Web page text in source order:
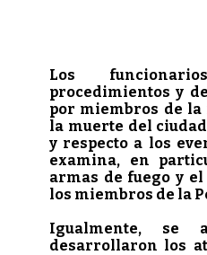
Los
procedimientos y
por miembros de
la muerte del
y respecto a los
examina, en
armas de fuego y
los miembros de la
Igualmente, se
desarrollaron los